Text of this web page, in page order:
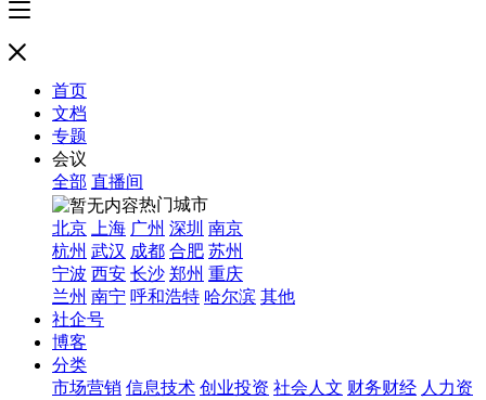
首页
文档
专题
会议
全部 直播间
热门城市
北京
上海 广州 深圳 南京
杭州 武汉 成都 合肥 苏州
宁波 西安 长沙 郑州 重庆
兰州 南宁 呼和浩特 哈尔滨 其他
社企号
博客
分类
市场营销 信息技术 创业投资 社会人文 财务财经 人力资